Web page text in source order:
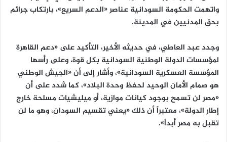
واتهمت الحكومة السودانية عناصر «الدعم السريع»، بارتكاب جرائم
بحق المدنيين في المدينة.
وجدد عبد العاطي، في حديثه الأخير، التأكيد على «دعم القاهرة
لمؤسسات الدولة الوطنية السودانية بكل قوة، وعلى رأسها
المؤسسة العسكرية السودانية»، وأشار إلى أن «الجيش الوطني
هو صمام الأمان الوحيد لحفظ وحدة البلاد»، كما شدد على أن
«مصر لن تسمح بوجود كيانات موازية، أو ميليشيات مسلحة خارج
إطار الدولة»، معتبراً أن ذلك «يعني تقسيم السودان، وهو ما لن
تقبل به مصر أبداً».